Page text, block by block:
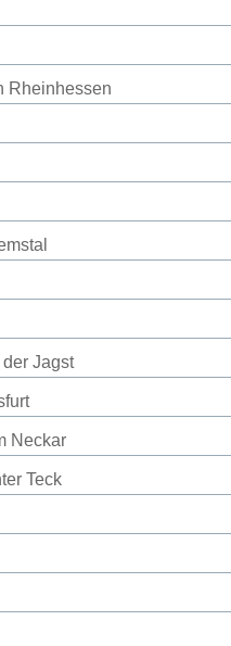
Rheinhessen
Jagst
Neckar
Teck